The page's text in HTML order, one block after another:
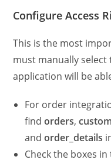
Configure Access
This is the most
must manually
application will be
For order
findorders,
andorder_details
Check the boxes